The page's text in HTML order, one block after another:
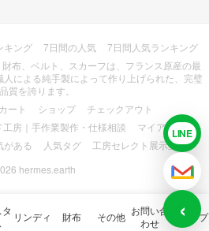
キング 7日間の人気
7日間人気ランキング
布、ベルト、スカーフは、フランス原産の最
による純手製によって作り上げられた、完璧
質を誇ります。
カート ショップ
チェックアウト
房｜手作業製作・仕様相談
マイアカウント
がある 人気タグ
工房セレクト展示室
hermes.earth
リンディ 財布 その他 お問い合
わせ
ショップ
LINE
メー
‹